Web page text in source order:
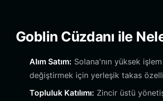
Goblin Cüzdanı ile
Alım Satım: Solana'nın yüksek
değiştirmek için yerleşik takas
Topluluk Katılımı: Zincir üstü